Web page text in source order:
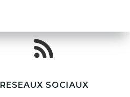
RESEAUX SOCIAUX